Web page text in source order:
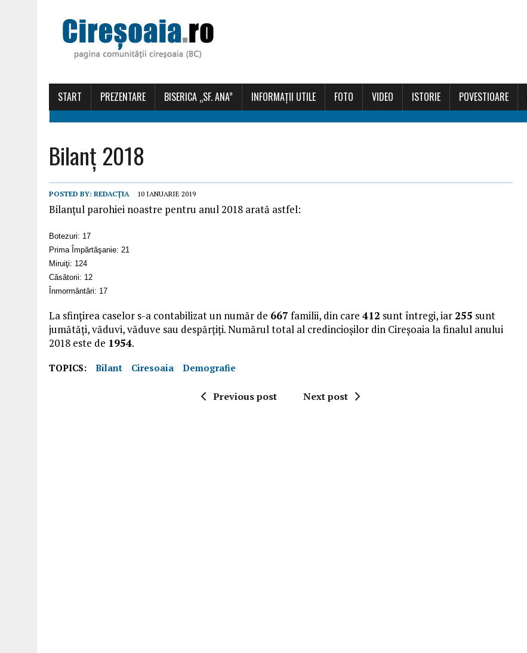
START PREZENTARE BISERICA „SF. ANA” INFORMAȚII UTILE FOTO VIDEO ISTORIE POVESTIOARE
Bilanț 2018
POSTED BY: REDACȚIA 10 IANUARIE 2019
Bilanțul parohiei noastre pentru anul 2018 arată astfel:
Botezuri: 17
Prima Împărtăşanie: 21
Miruiţi: 124
Căsătorii: 12
Înmormântări: 17
La sfințirea caselor s-a contabilizat un număr de 667 familii, din care 412 sunt întregi, iar 255 sunt
jumătăți, văduvi, văduve sau despărțiți. Numărul total al credincioșilor din Cireșoaia la finalul anului
2018 este de 1954.
TOPICS: Bilant Ciresoaia Demografie
Previous post Next post